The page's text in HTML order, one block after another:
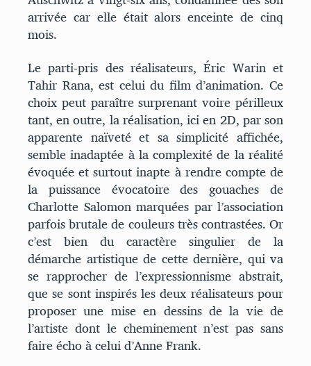
arrivée car elle était alors enceinte de cinq
mois.
Le parti-pris des réalisateurs, Éric Warin et
Tahir Rana, est celui du film d’animation. Ce
choix peut paraître surprenant voire périlleux
tant, en outre, la réalisation, ici en 2D, par son
apparente naïveté et sa simplicité affichée,
semble inadaptée à la complexité de la réalité
évoquée et surtout inapte à rendre compte de
la puissance évocatoire des gouaches de
Charlotte Salomon marquées par l’association
parfois brutale de couleurs très contrastées. Or
c’est bien du caractère singulier de la
démarche artistique de cette dernière, qui va
se rapprocher de l’expressionnisme abstrait,
que se sont inspirés les deux réalisateurs pour
proposer une mise en dessins de la vie de
l’artiste dont le cheminement n’est pas sans
faire écho à celui d’Anne Frank.